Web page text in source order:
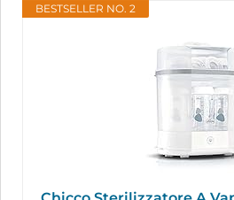
BESTSELLER NO. 2